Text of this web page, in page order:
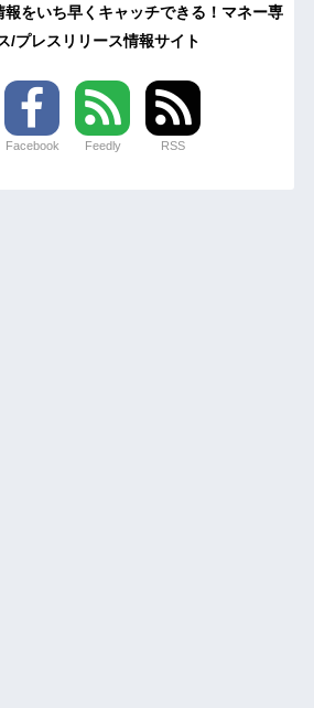
をいち早くキャッチできる！マネー専
/プレスリリース情報サイト
Facebook Feedly RSS